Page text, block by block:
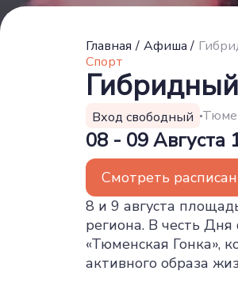
Главная / Афиша /
Спорт
Вход свободный
08 - 09 Августа
Смотреть
8 и 9 августа
региона. В честь
«Тюменская Гонка»,
активного образа